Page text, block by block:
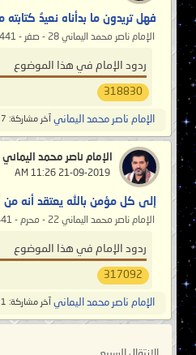
فهل تريدون ما بدأناه نعيدُ
الإمام ناصر محمد اليماني 28 - صفر - 1441 هـ 27 - 10 - 2019 مـ 12:07 صباحاً ( بحسب التقويم الرسمي لأمّ القرى ) __________________ فهل تريدون...
ردود الإمام في هذا الموضوع
318830
الإمام ناصر محمد اليماني آخر مشاركة: 27-10-2019,
الإمام ناصر محمد اليماني
إلى كل مؤمن بالله يعتقد أنه من
الإمام ناصر محمد اليماني 22 - محرم - 1441 هـ 21 - 09 - 2019 مـ 11:26 صباحاً ( بحسب التقويم الرسمي لأمّ القرى ) _____________
ردود الإمام في هذا الموضوع
317092
الإمام ناصر محمد اليماني آخر مشاركة: 21-09-2019,